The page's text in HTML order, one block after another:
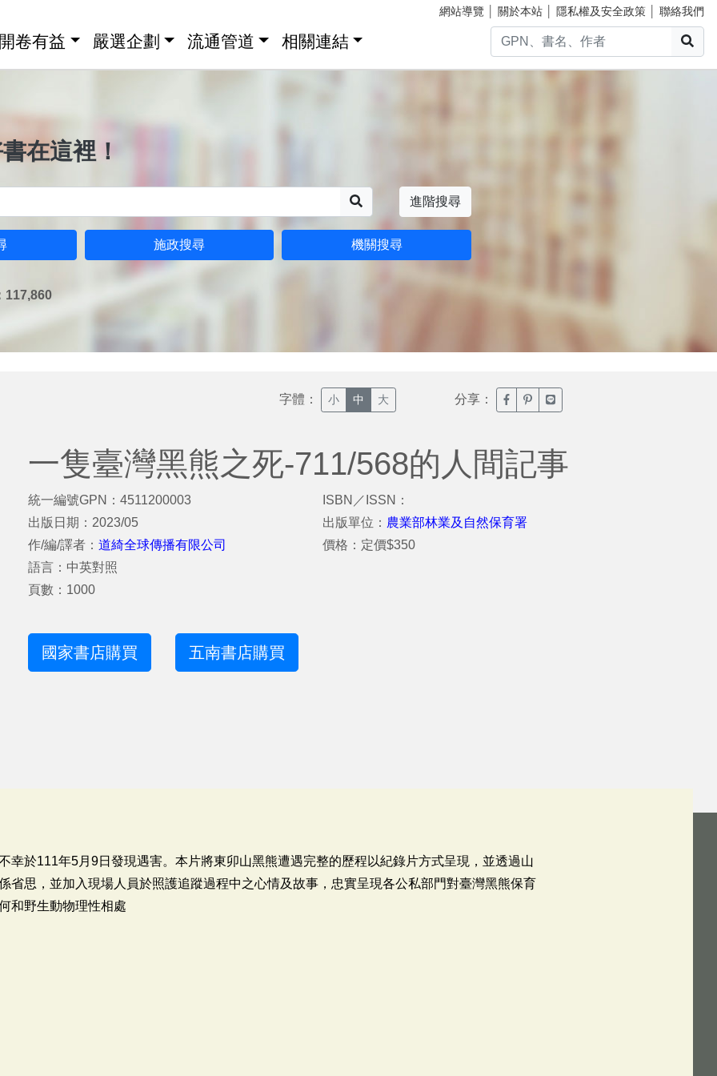
網站導覽 關於本站 隱私權及安全政策 聯絡我們
卷有益 嚴選企劃 流通管道 相關連結
在這裡！
進階搜尋
施政搜尋 機關搜尋
117,860
字體： 小 中 大 分享： 臉書分享(另開新視窗)
噗浪分享(另開新視窗)
Line分享(另開新視窗)
一隻臺灣黑熊之死-711/568的人間記事
統一編號GPN：4511200003
出版日期：2023/05
作/編/譯者： 道綺全球傳播有限公司
語言：中英對照
頁數：1000
ISBN／ISSN：
出版單位： 農業部林業及自然保育署
價格：定價$350
國家書店購買 五南書店購買
幸於111年5月9日發現遇害。本片將東卯山黑熊遭遇完整的歷程以紀錄片方式呈現，並透過山
省思，並加入現場人員於照護追蹤過程中之心情及故事，忠實呈現各公私部門對臺灣黑熊保育
和野生動物理性相處